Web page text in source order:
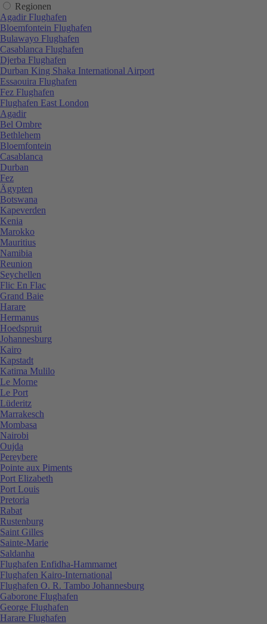
Regionen
Agadir Flughafen
Bloemfontein Flughafen
Bulawayo Flughafen
Casablanca Flughafen
Djerba Flughafen
Durban King Shaka International Airport
Essaouira Flughafen
Fez Flughafen
Flughafen East London
Agadir
Bel Ombre
Bethlehem
Bloemfontein
Casablanca
Durban
Fez
Ägypten
Botswana
Kapeverden
Kenia
Marokko
Mauritius
Namibia
Reunion
Seychellen
Flic En Flac
Grand Baie
Harare
Hermanus
Hoedspruit
Johannesburg
Kairo
Kapstadt
Katima Mulilo
Le Morne
Le Port
Lüderitz
Marrakesch
Mombasa
Nairobi
Oujda
Pereybere
Pointe aux Piments
Port Elizabeth
Port Louis
Pretoria
Rabat
Rustenburg
Saint Gilles
Sainte-Marie
Saldanha
Flughafen Enfidha-Hammamet
Flughafen Kairo-International
Flughafen O. R. Tambo Johannesburg
Gaborone Flughafen
George Flughafen
Harare Flughafen